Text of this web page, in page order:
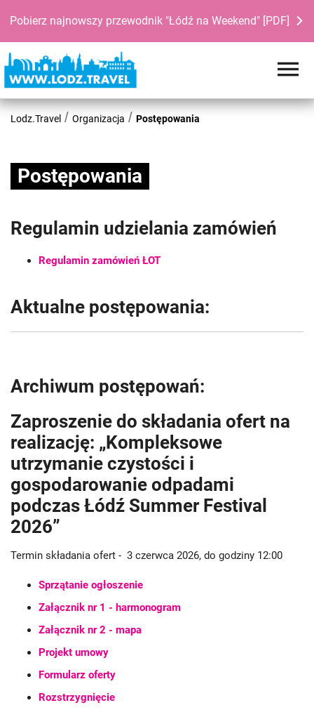
Pobierz najnowszy przewodnik "Łódź na Weekend" [PDF]
Lodz.Travel Organizacja Postępowania
Postępowania
Regulamin udzielania zamówień
Regulamin zamówień ŁOT
Aktualne postępowania:
Archiwum postępowań:
Zaproszenie do składania ofert na
realizację: „Kompleksowe
utrzymanie czystości i
gospodarowanie odpadami
podczas Łódź Summer Festival
2026”
Termin składania ofert - 3 czerwca 2026, do godziny 12:00
Sprzątanie ogłoszenie
Załącznik nr 1 - harmonogram
Załącznik nr 2 - mapa
Projekt umowy
Formularz oferty
Rozstrzygnięcie